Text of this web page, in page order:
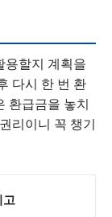
용할지 계획을
다시 한 번 환
환급금을 놓치
리이니 꼭 챙기
고